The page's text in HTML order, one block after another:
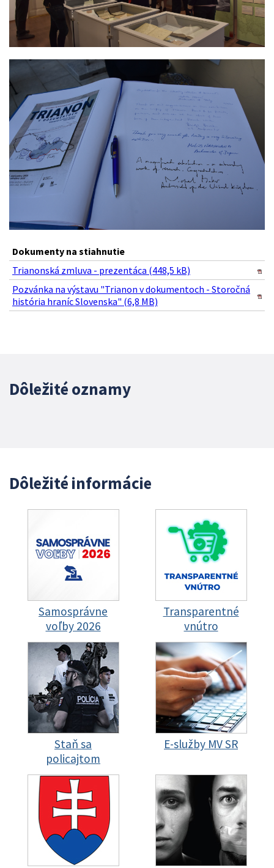
Dokumenty na stiahnutie
Trianonská zmluva - prezentáca (448,5 kB)
Pozvánka na výstavu "Trianon v dokumentoch - Storočná
história hraníc Slovenska" (6,8 MB)
Dôležité oznamy
Dôležité informácie
Samosprávne
voľby 2026
Transparentné
vnútro
Staň sa
policajtom
E-služby MV SR